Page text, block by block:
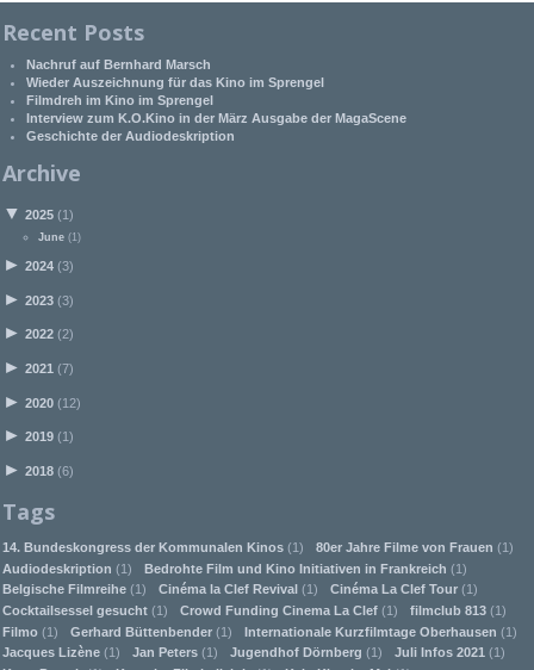
Recent Posts
Nachruf auf Bernhard Marsch
Wieder Auszeichnung für das Kino im Sprengel
Filmdreh im Kino im Sprengel
Interview zum K.O.Kino in der März Ausgabe der MagaScene
Geschichte der Audiodeskription
Archive
▼ 2025 (1)
June (1)
► 2024 (3)
► 2023 (3)
► 2022 (2)
► 2021 (7)
► 2020 (12)
► 2019 (1)
► 2018 (6)
Tags
14. Bundeskongress der Kommunalen Kinos (1) 80er Jahre Filme von Frauen (1)
Audiodeskription (1) Bedrohte Film und Kino Initiativen in Frankreich (1)
Belgische Filmreihe (1) Cinéma la Clef Revival (1) Cinéma La Clef Tour (1)
Cocktailsessel gesucht (1) Crowd Funding Cinema La Clef (1) filmclub 813 (1)
Filmo (1) Gerhard Büttenbender (1) Internationale Kurzfilmtage Oberhausen (1)
Jacques Lizène (1) Jan Peters (1) Jugendhof Dörnberg (1) Juli Infos 2021 (1)